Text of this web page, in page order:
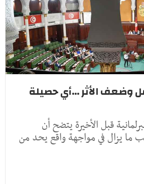
وضعف الأثر ...أي حصيلة
قبل الأخيرة يتضح أن
يزال في مواجهة واقع يحد من